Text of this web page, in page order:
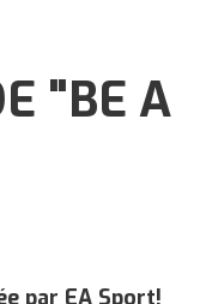
"BE A
par EA Sport!